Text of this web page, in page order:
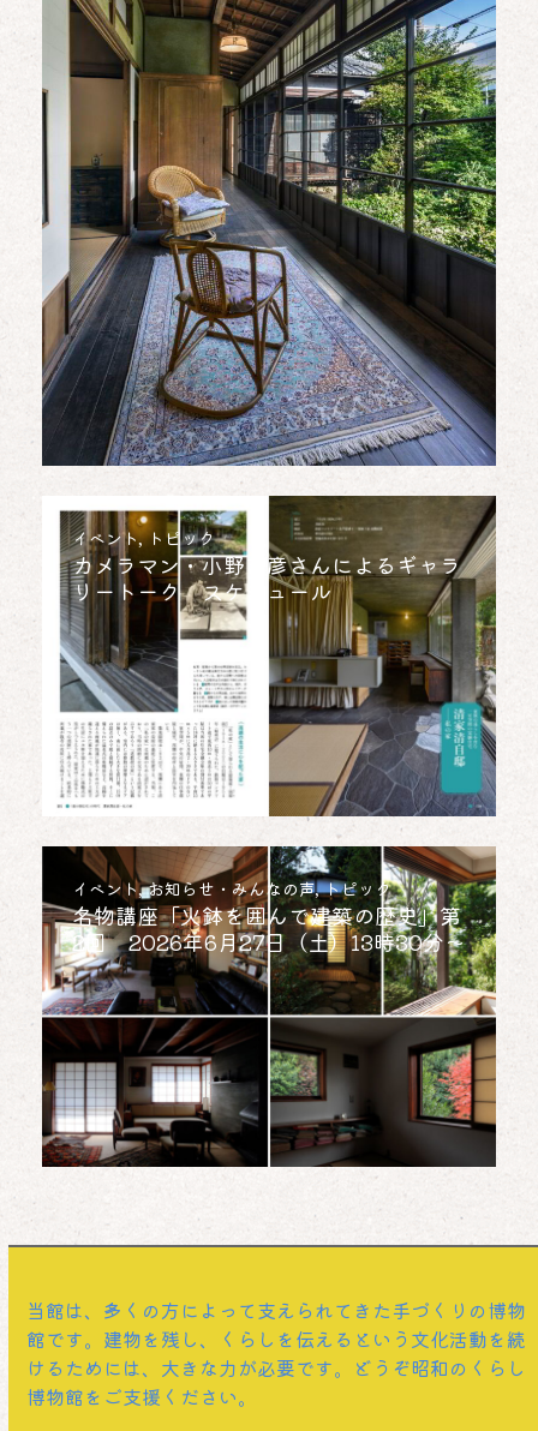
イベント,トピック
カメラマン・小野吉彦さんによるギャラ
リートーク スケジュール
イベント,お知らせ・みんなの声,トピック
名物講座「火鉢を囲んで建築の歴史」第
2回 2026年6月27日（土）13時30分～
当館は、多くの方によって支えられてきた手づくりの博物
館です。建物を残し、くらしを伝えるという文化活動を続
けるためには、大きな力が必要です。どうぞ昭和のくらし
博物館をご支援ください。